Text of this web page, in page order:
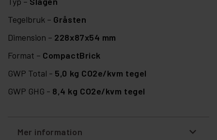
Tegelbruk – Gråsten
Dimension – 228x87x54 mm
Format – CompactBrick
GWP Total - 5,0 kg CO2e/kvm tegel
GWP GHG - 8,4 kg CO2e/kvm tegel
Mer information